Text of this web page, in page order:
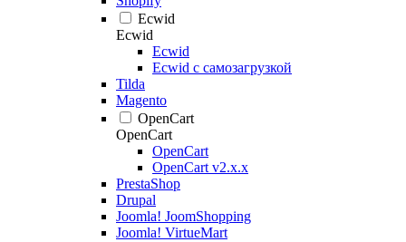
Ecwid
Ecwid
Ecwid
Ecwid с самозагрузкой
Tilda
Magento
OpenCart
OpenCart
OpenCart
OpenCart v2.x.x
PrestaShop
Drupal
Joomla! JoomShopping
Joomla! VirtueMart